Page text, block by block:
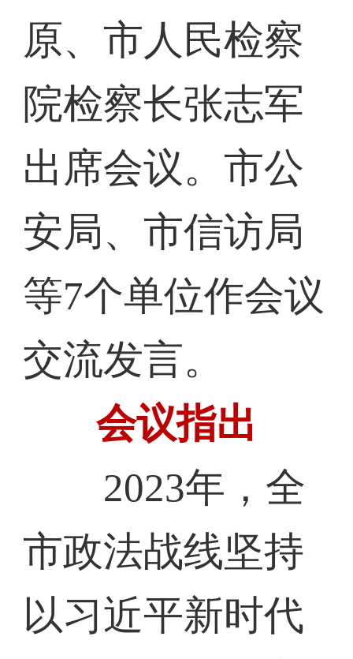
原、市人民检察
院检察长张志军
出席会议。市公
安局、市信访局
等7个单位作会议
交流发言。
会议指出
2023年，全
市政法战线坚持
以习近平新时代